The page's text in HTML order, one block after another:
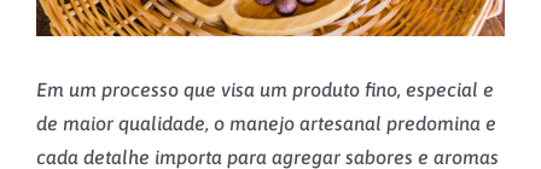
Em um processo que visa um produto fino, especial e
de maior qualidade, o manejo artesanal predomina e
cada detalhe importa para agregar sabores e aromas